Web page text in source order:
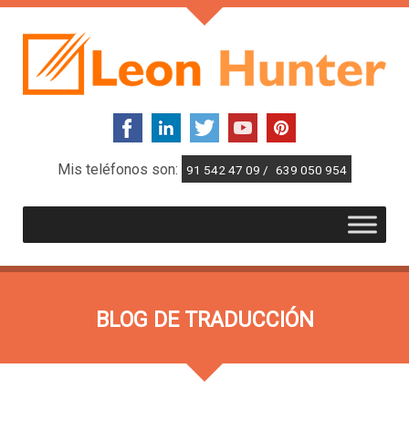
Mis teléfonos son: 91 542 47 09 / 639 050 954
BLOG DE TRADUCCIÓN